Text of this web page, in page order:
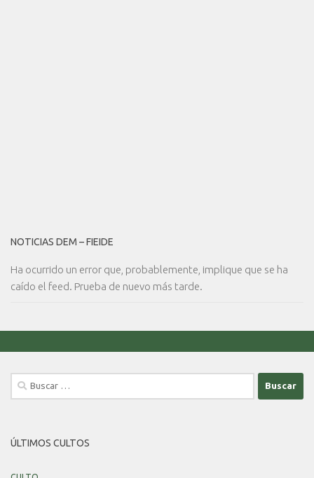
NOTICIAS DEM – FIEIDE
Ha ocurrido un error que, probablemente, implique que se ha
caído el feed. Prueba de nuevo más tarde.
Buscar:
ÚLTIMOS CULTOS